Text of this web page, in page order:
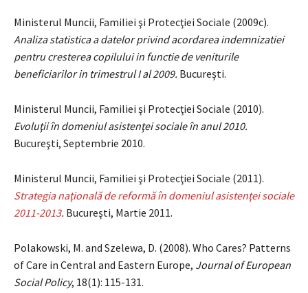
Ministerul Muncii, Familiei şi Protecţiei Sociale (2009c).
Analiza statistica a datelor privind acordarea indemnizatiei
pentru cresterea copilului in functie de veniturile
beneficiarilor in trimestrul I al 2009. Bucureşti.
Ministerul Muncii, Familiei şi Protecţiei Sociale (2010).
Evoluţii în domeniul asistenţei sociale în anul 2010.
Bucureşti, Septembrie 2010.
Ministerul Muncii, Familiei şi Protecţiei Sociale (2011).
Strategia naţională de reformă în domeniul asistenţei sociale
2011-2013. Bucureşti, Martie 2011.
Polakowski, M. and Szelewa, D. (2008). Who Cares? Patterns
of Care in Central and Eastern Europe, Journal of European
Social Policy, 18(1): 115-131.